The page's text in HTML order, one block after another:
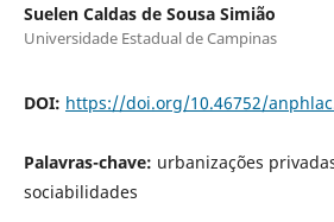
Suelen Caldas de Sousa Simião
Universidade Estadual de Campinas
DOI: https://doi.org/10.46752/
Palavras-chave: urbanizações
sociabilidades